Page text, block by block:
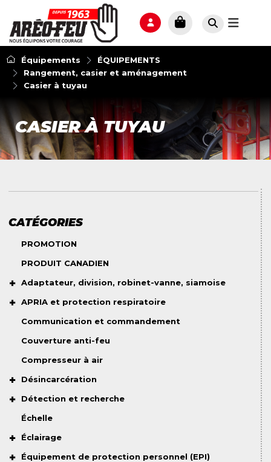
Équipements
ÉQUIPEMENTS
Rangement, casier et aménagement
Casier à tuyau
CASIER À TUYAU
CATÉGORIES
PROMOTION
PRODUIT CANADIEN
Adaptateur, division, robinet-vanne, siamoise
APRIA et protection respiratoire
Communication et commandement
Couverture anti-feu
Compresseur à air
Désincarcération
Détection et recherche
Échelle
Éclairage
Équipement de protection personnel (EPI)